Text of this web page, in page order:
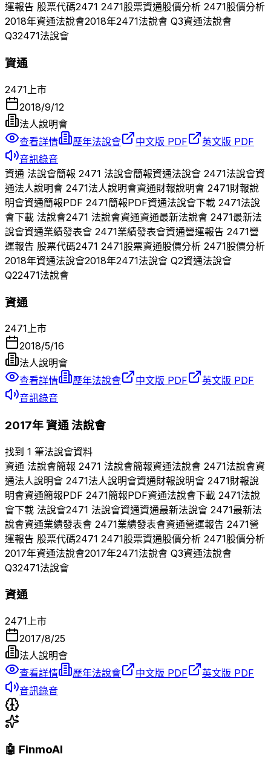
運報告 股票代碼2471 2471股票資通股價分析 2471股價分析
2018年資通法說會2018年2471法說會 Q3資通法說會
Q32471法說會
資通
2471 上市
2018/9/12
法人說明會
查看詳情
歷年法說會 中文版 PDF
英文版 PDF
音訊錄音
資通 法說會簡報 2471 法說會簡報資通法說會 2471法說會資
通法人說明會 2471法人說明會資通財報說明會 2471財報說
明會資通簡報PDF 2471簡報PDF資通法說會下載 2471法說
會下載 法說會2471 法說會資通資通最新法說會 2471最新法
說會資通業績發表會 2471業績發表會資通營運報告 2471營
運報告 股票代碼2471 2471股票資通股價分析 2471股價分析
2018年資通法說會2018年2471法說會 Q2資通法說會
Q22471法說會
資通
2471上市
2018/5/16
法人說明會
查看詳情
歷年法說會 中文版 PDF
英文版 PDF
音訊錄音
2017年資通法說會
找到 1 筆法說會資料
資通 法說會簡報 2471 法說會簡報資通法說會 2471法說會資
通法人說明會 2471法人說明會資通財報說明會 2471財報說
明會資通簡報PDF 2471簡報PDF資通法說會下載 2471法說
會下載 法說會2471 法說會資通資通最新法說會 2471最新法
說會資通業績發表會 2471業績發表會資通營運報告 2471營
運報告 股票代碼2471 2471股票資通股價分析 2471股價分析
2017年資通法說會2017年2471法說會 Q3資通法說會
Q32471法說會
資通
2471上市
2017/8/25
法人說明會
查看詳情
歷年法說會 中文版 PDF
英文版 PDF
音訊錄音
🤖 FinmoAI